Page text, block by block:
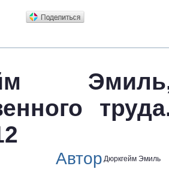
Автор Дюркгейм Эмиль